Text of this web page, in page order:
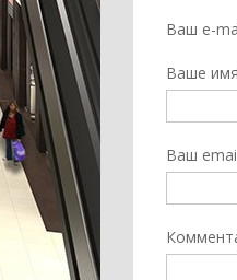
Ваш e-
Ваше
Ваш